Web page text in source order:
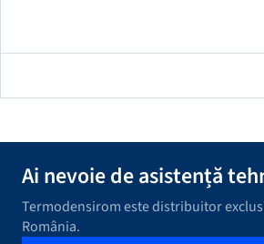
Ai nevoie de asistență
Termodensirom este distribuitor
România.